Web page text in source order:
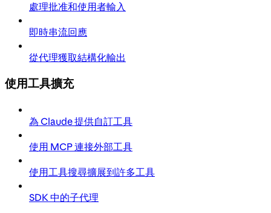
處理批准和使用者輸入
即時串流回應
從代理獲取結構化輸出
使用工具擴充
為 Claude 提供自訂工具
使用 MCP 連接外部工具
使用工具搜尋擴展到許多工具
SDK 中的子代理